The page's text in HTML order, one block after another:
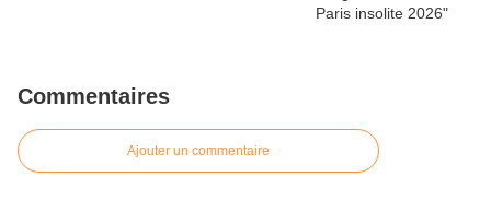
Commentaires
Ajouter un commentaire